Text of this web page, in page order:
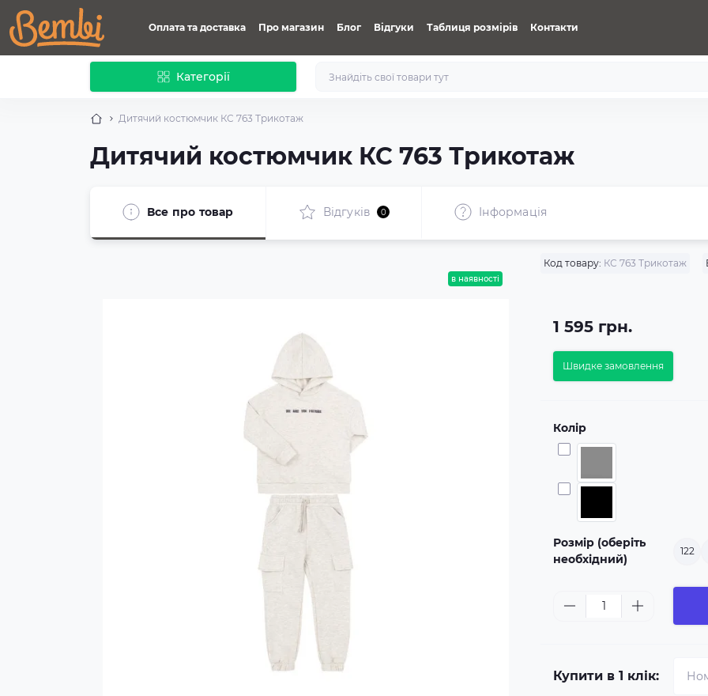
Оплата та доставка Про магазин Блог Відгуки Таблиця розмірів Контакти
Категорії
Дитячий костюмчик КС 763 Трикотаж
Дитячий костюмчик КС 763 Трикотаж
Все про товар Відгуків 0 Iнформація
в наявності
Код товару: КС 763 Трикотаж
1 595 грн.
Швидке замовлення
Колір
Розмір (оберіть
необхідний)
122
Купити в 1 клік: